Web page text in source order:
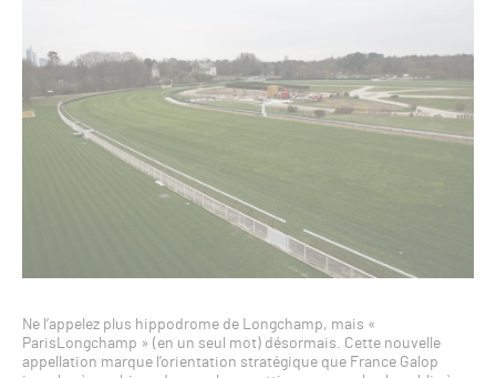
Ne l’appelez plus hippodrome de Longchamp, mais «
ParisLongchamp » (en un seul mot) désormais. Cette nouvelle
appellation marque l’orientation stratégique que France Galop